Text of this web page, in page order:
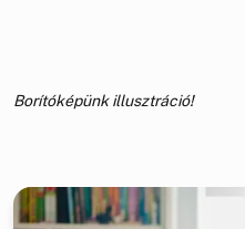
Borítóképünk illusztráció!